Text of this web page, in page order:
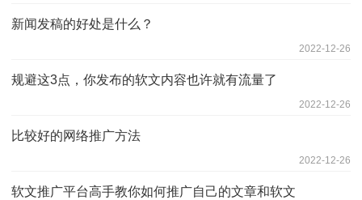
新闻发稿的好处是什么？
2022-12-26
规避这3点，你发布的软文内容也许就有流量了
2022-12-26
比较好的网络推广方法
2022-12-26
软文推广平台高手教你如何推广自己的文章和软文